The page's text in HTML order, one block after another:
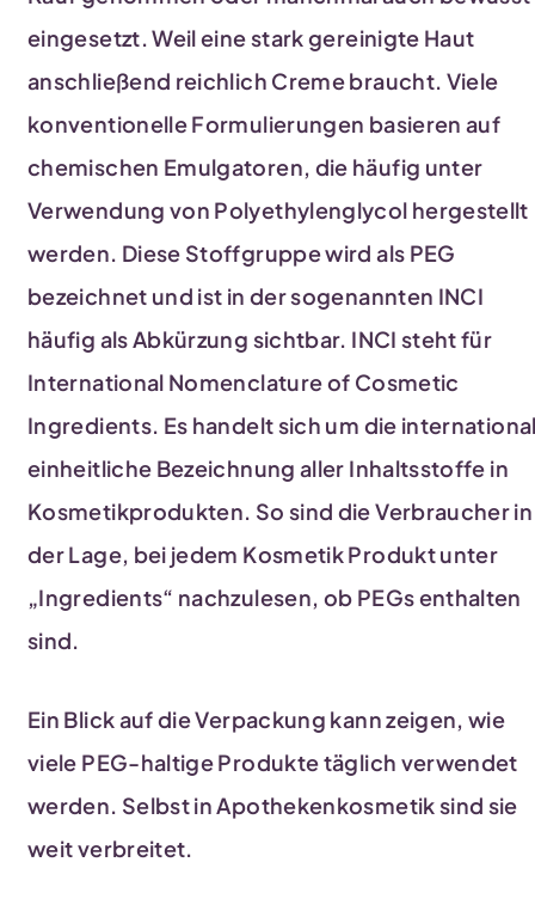
eingesetzt. Weil eine stark gereinigte Haut
anschließend reichlich Creme braucht. Viele
konventionelle Formulierungen basieren auf
chemischen Emulgatoren, die häufig unter
Verwendung von Polyethylenglycol hergestellt
werden. Diese Stoffgruppe wird als PEG
bezeichnet und ist in der sogenannten INCI
häufig als Abkürzung sichtbar. INCI steht für
International Nomenclature of Cosmetic
Ingredients. Es handelt sich um die
einheitliche Bezeichnung aller Inhaltsstoffe in
Kosmetikprodukten. So sind die Verbraucher in
der Lage, bei jedem Kosmetik Produkt unter
„Ingredients“ nachzulesen, ob PEGs enthalten
sind.
Ein Blick auf die Verpackung kann zeigen, wie
viele PEG-haltige Produkte täglich verwendet
werden. Selbst in Apothekenkosmetik sind sie
weit verbreitet.